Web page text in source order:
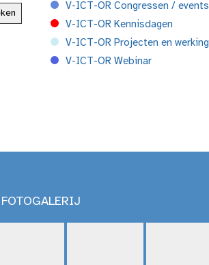
V-ICT-OR Congressen / events
V-ICT-OR Kennisdagen
V-ICT-OR Projecten en werking
V-ICT-OR Webinar
FOTOGALERIJ